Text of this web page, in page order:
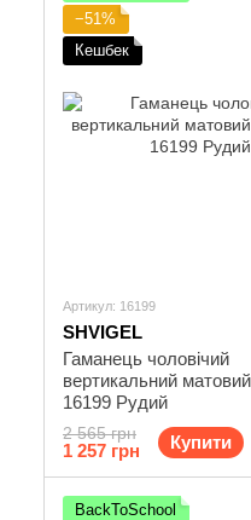
−51%
Кешбек
Артикул: 16199
SHVIGEL
Гаманець чоловічий
вертикальний
16199 Рудий
2 565 грн
1 257 грн Купити
BackToSchool